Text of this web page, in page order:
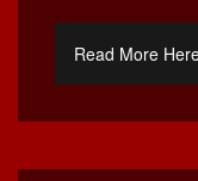
Read More